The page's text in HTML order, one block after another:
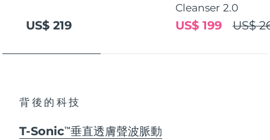
US$ 219
Cleanser 2.0
US$
US$ 199
背後的科技
T-SonicTM 垂直透膚聲波脈動